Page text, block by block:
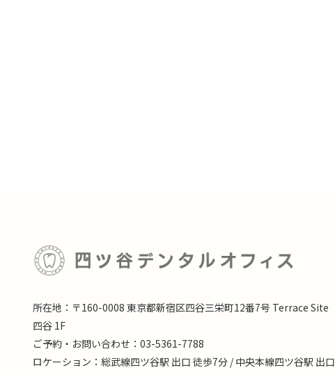
所在地：〒160-0008 東京都新宿区四谷三栄町12番7号 Terrace Site
四谷 1F
ご予約・お問い合わせ：03-5361-7788
ロケーション：総武線四ツ谷駅 出口 徒歩7分 / 中央本線四ツ谷駅 出口